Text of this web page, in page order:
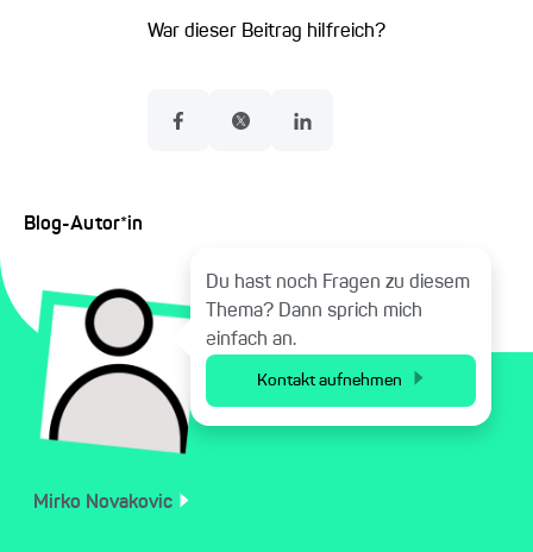
War dieser Beitrag hilfreich?
Blog-Autor*in
Mirko Novakovic
Du hast noch Fragen zu diesem
Thema? Dann sprich mich
einfach an.
Kontakt aufnehmen